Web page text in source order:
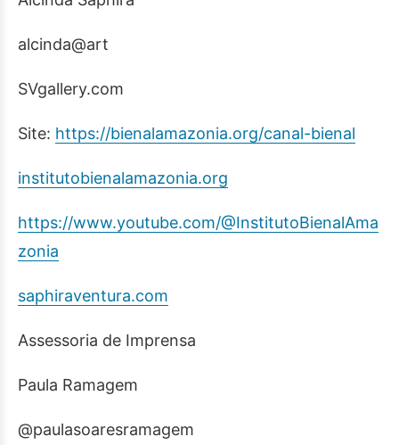
alcinda@art
SVgallery.com
Site: https://bienalamazonia.org/canal-bienal
institutobienalamazonia.org
https://www.youtube.com/@InstitutoBienalAma
zonia
saphiraventura.com
Assessoria de Imprensa
Paula Ramagem
@paulasoaresramagem